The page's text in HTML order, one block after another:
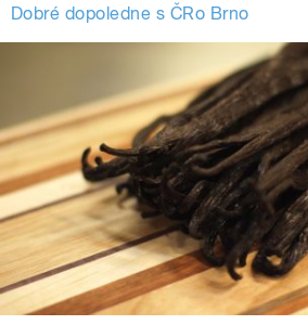
Dobré dopoledne s ČRo Brno